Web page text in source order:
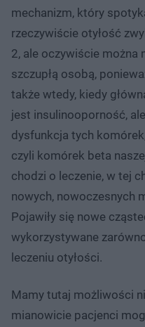
mechanizm, który
rzeczywiście otyłość
2, ale oczywiście można
szczupłą osobą,
także wtedy, kiedy
jest insulinooporność,
dysfunkcja tych
czyli komórek beta
chodzi o leczenie, w tej
nowych, nowoczesnych
Pojawiły się nowe
wykorzystywane
leczeniu otyłości.
Mamy tutaj możliwości
mianowicie pacjenci